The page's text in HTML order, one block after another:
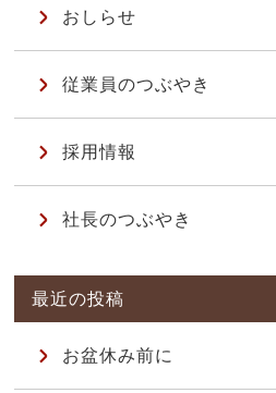
おしらせ
従業員のつぶやき
採用情報
社長のつぶやき
お盆休み前に